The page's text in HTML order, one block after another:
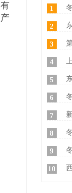
1
2
3
4
5
6
7
8
9
10